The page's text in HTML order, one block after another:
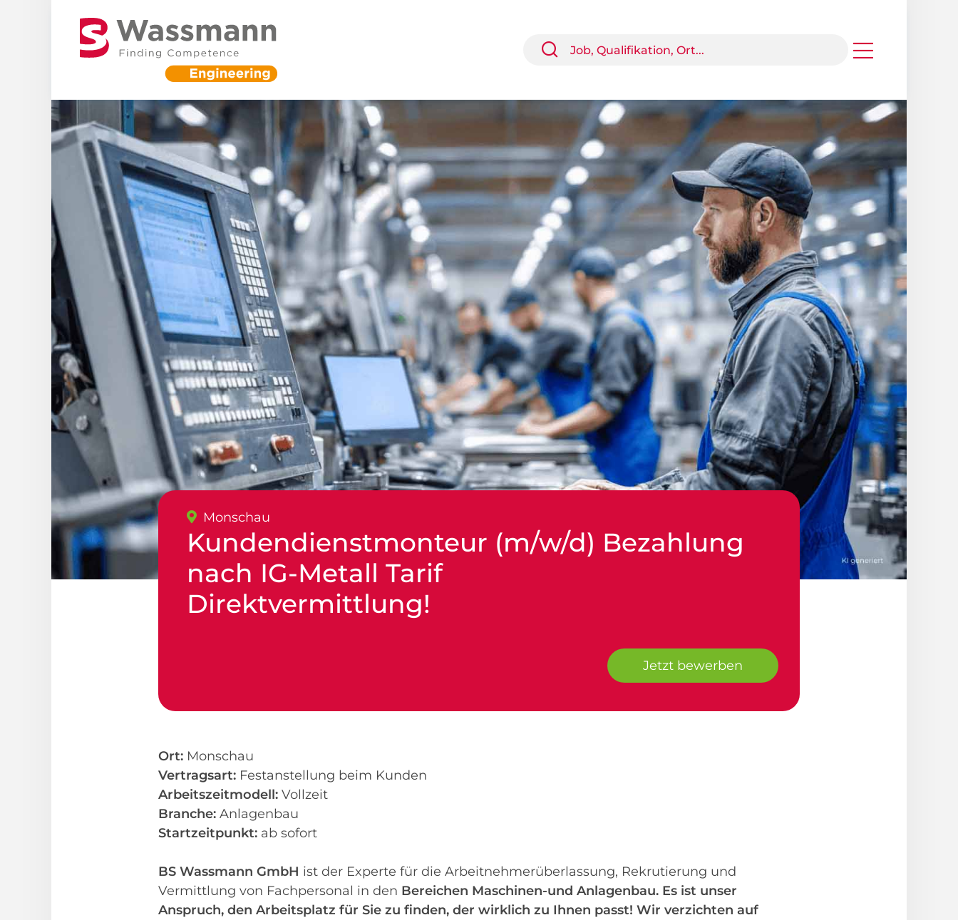
Monschau
Kundendienstmonteur (m/w/d) Bezahlung
nach IG-Metall Tarif
Direktvermittlung!
Jetzt bewerben
Ort: Monschau
Vertragsart: Festanstellung beim Kunden
Arbeitszeitmodell: Vollzeit
Branche: Anlagenbau
Startzeitpunkt: ab sofort
BS Wassmann GmbH ist der Experte für die Arbeitnehmerüberlassung, Rekrutierung und
Vermittlung von Fachpersonal in den Bereichen Maschinen-und Anlagenbau. Es ist unser
Anspruch, den Arbeitsplatz für Sie zu finden, der wirklich zu Ihnen passt! Wir verzichten auf